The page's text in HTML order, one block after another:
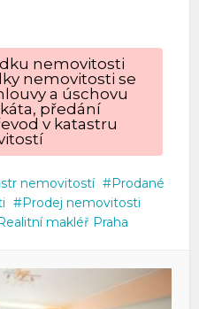
nemovitosti
nemovitosti se
a úschovu
předání
v katastru
nemovitostí
Prodané
Prodej nemovitosti
makléř Praha